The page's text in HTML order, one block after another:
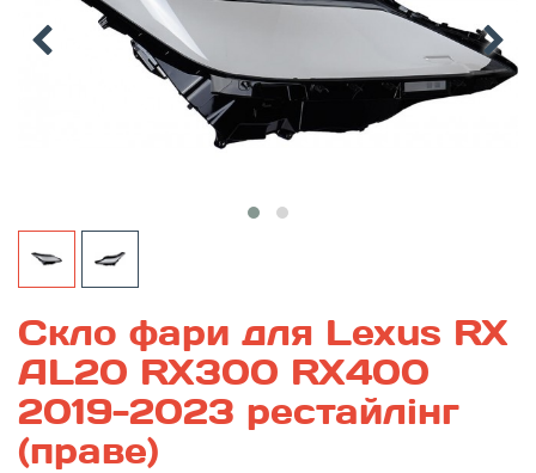
Скло фари для Lexus RX
AL20 RX300 RX400
2019-2023 рестайлінг
(праве)